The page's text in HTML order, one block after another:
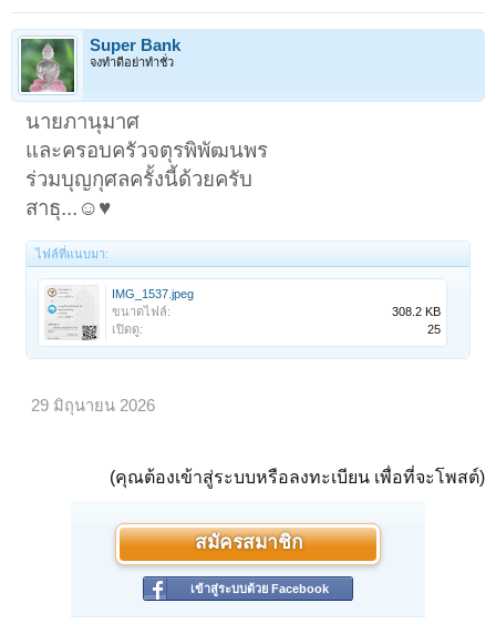
Super Bank
จงทำดีอย่าทำชั่ว
นายภานุมาศ
และครอบครัวจตุรพิพัฒนพร
ร่วมบุญกุศลครั้งนี้ด้วยครับ
สาธุ...☺️♥️
ไฟล์ที่แนบมา:
IMG_1537.jpeg
ขนาดไฟล์:
308.2 KB
เปิดดู:
25
29 มิถุนายน 2026
(คุณต้องเข้าสู่ระบบหรือลงทะเบียน เพื่อที่จะโพสต์)
สมัครสมาชิก
เข้าสู่ระบบด้วย Facebook